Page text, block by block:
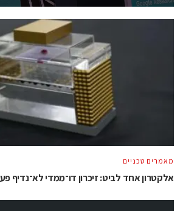
מאמרים טכניים
אלקטרון אחד לביט: זיכרון דו־ממדי לא־נדיף